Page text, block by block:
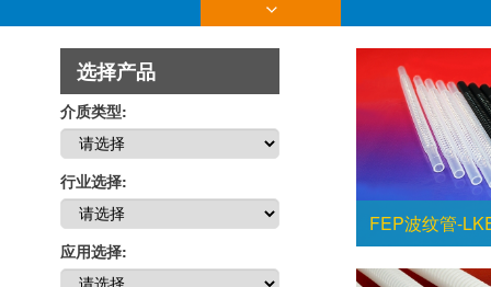
选择产品
介质类型:
行业选择:
应用选择:
FEP波纹管-